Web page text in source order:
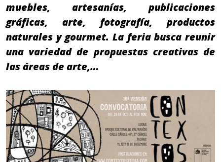
muebles, artesanías, publicaciones
gráficas, arte, fotografía, productos
naturales y gourmet. La feria busca reunir
una variedad de propuestas creativas de
las áreas de arte,…